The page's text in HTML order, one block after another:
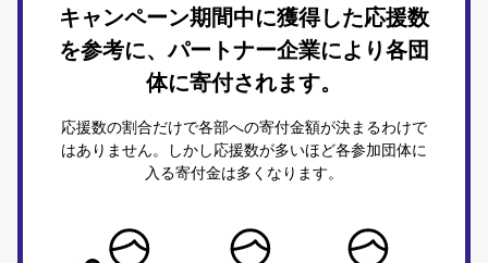
キャンペーン期間中に獲得した応援数
を参考に、パートナー企業により各団
体に寄付されます。
応援数の割合だけで各部への寄付金額が決まるわけで
はありません。 しかし応援数が多いほど各参加団体に
入る寄付金は多くなります。